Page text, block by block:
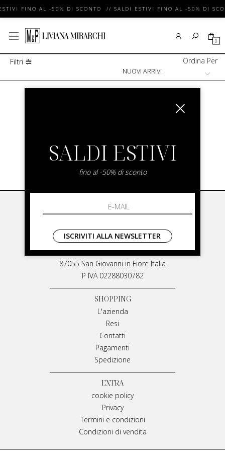
FINO AL -50% DI SCONTO // SALDI ESTIVI FINO AL -50% DI
0
Filtri Ordina Per
SHOW ITEMS1to 0of0total
LIVIANA MIRARCHI
M & P Srl
Via G. Matteotti, 91
87055 San Giovanni in Fiore Italia
P IVA 02288030782
SHOPPING
L'azienda
Resi
Contatti
Pagamenti
Spedizione
EXTRA
cookie policy
Privacy
Termini e condizioni
Condizioni di vendita
SALDI ESTIVI
fino al -50% di sconto
ISCRIVITI ALLA NEWSLETTER